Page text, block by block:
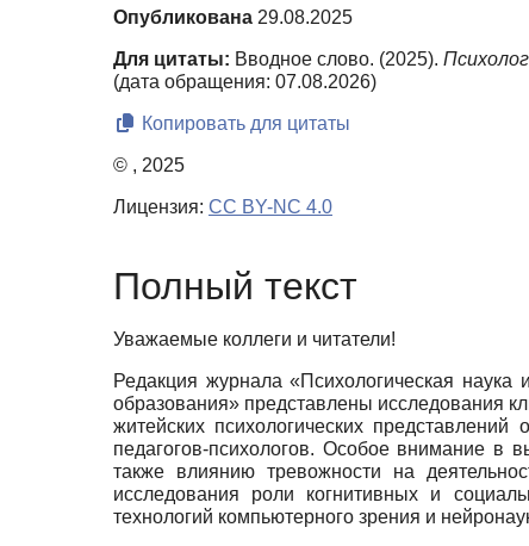
Опубликована 29.08.2025
Для цитаты: Вводное слово. (2025).
(дата обращения: 07.08.2026)
Копировать для цитаты
© , 2025
Лицензия: CC BY-NC 4.0
Полный текст
Уважаемые коллеги и читатели!
Редакция журнала «Психологическая
образования» представлены исследования
житейских психологических
педагогов-психологов. Особое внимание в
также влиянию тревожности на
исследования роли когнитивных и
технологий компьютерного зрения и